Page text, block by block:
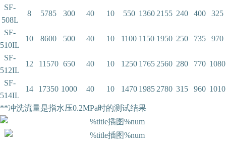
SF-
508L
8 5785 300 40 10 550 1360 2155 240 400 325
SF-
510IL
10 8600 500 40 10 1100 1150 1950 250 735 970
SF-
512IL
12 11570 650 40 10 1250 1765 2560 280 770 1080
SF-
514IL
14 17350 1000 40 10 1470 1985 2780 315 960 1010
**冲洗流量是指水压0.2MPa时的测试结果